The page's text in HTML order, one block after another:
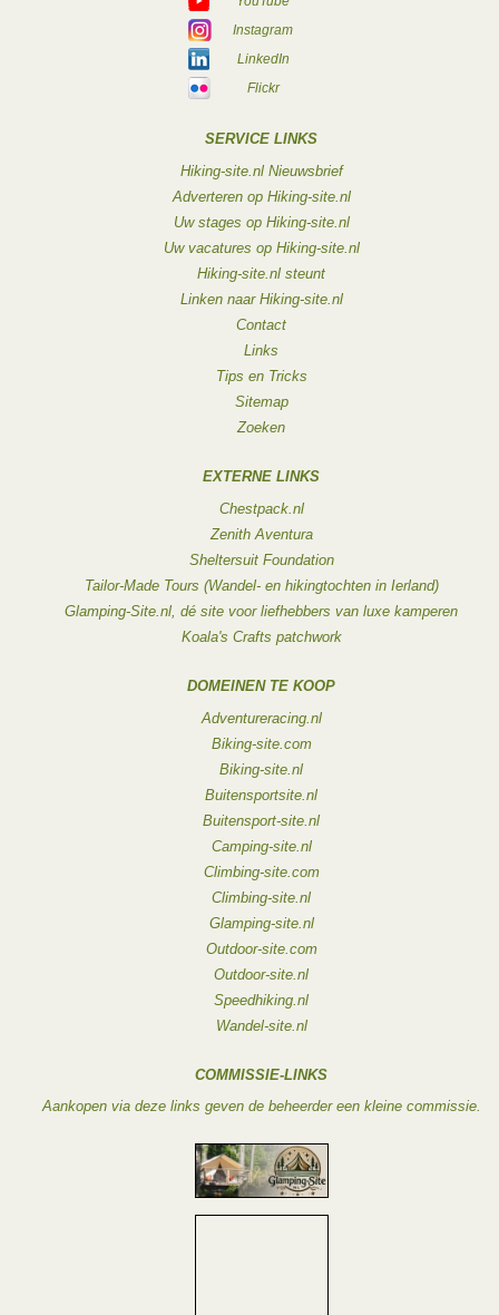
Instagram
LinkedIn
Flickr
SERVICE LINKS
Hiking-site.nl Nieuwsbrief
Adverteren op Hiking-site.nl
Uw stages op Hiking-site.nl
Uw vacatures op Hiking-site.nl
Hiking-site.nl steunt
Linken naar Hiking-site.nl
Contact
Links
Tips en Tricks
Sitemap
Zoeken
EXTERNE LINKS
Chestpack.nl
Zenith Aventura
Sheltersuit Foundation
Tailor-Made Tours (Wandel- en hikingtochten in Ierland)
Glamping-Site.nl, dé site voor liefhebbers van luxe kamperen
Koala's Crafts patchwork
DOMEINEN TE KOOP
Adventureracing.nl
Biking-site.com
Biking-site.nl
Buitensportsite.nl
Buitensport-site.nl
Camping-site.nl
Climbing-site.com
Climbing-site.nl
Glamping-site.nl
Outdoor-site.com
Outdoor-site.nl
Speedhiking.nl
Wandel-site.nl
COMMISSIE-LINKS
Aankopen via deze links geven de beheerder een kleine commissie.